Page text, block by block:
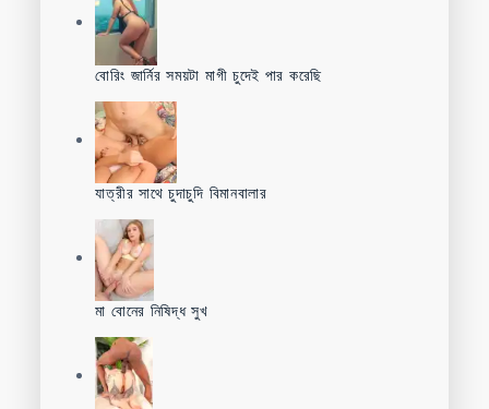
বোরিং জার্নির সময়টা মাগী চুদেই পার করেছি
যাত্রীর সাথে চুদাচুদি বিমানবালার
মা বোনের নিষিদ্ধ সুখ